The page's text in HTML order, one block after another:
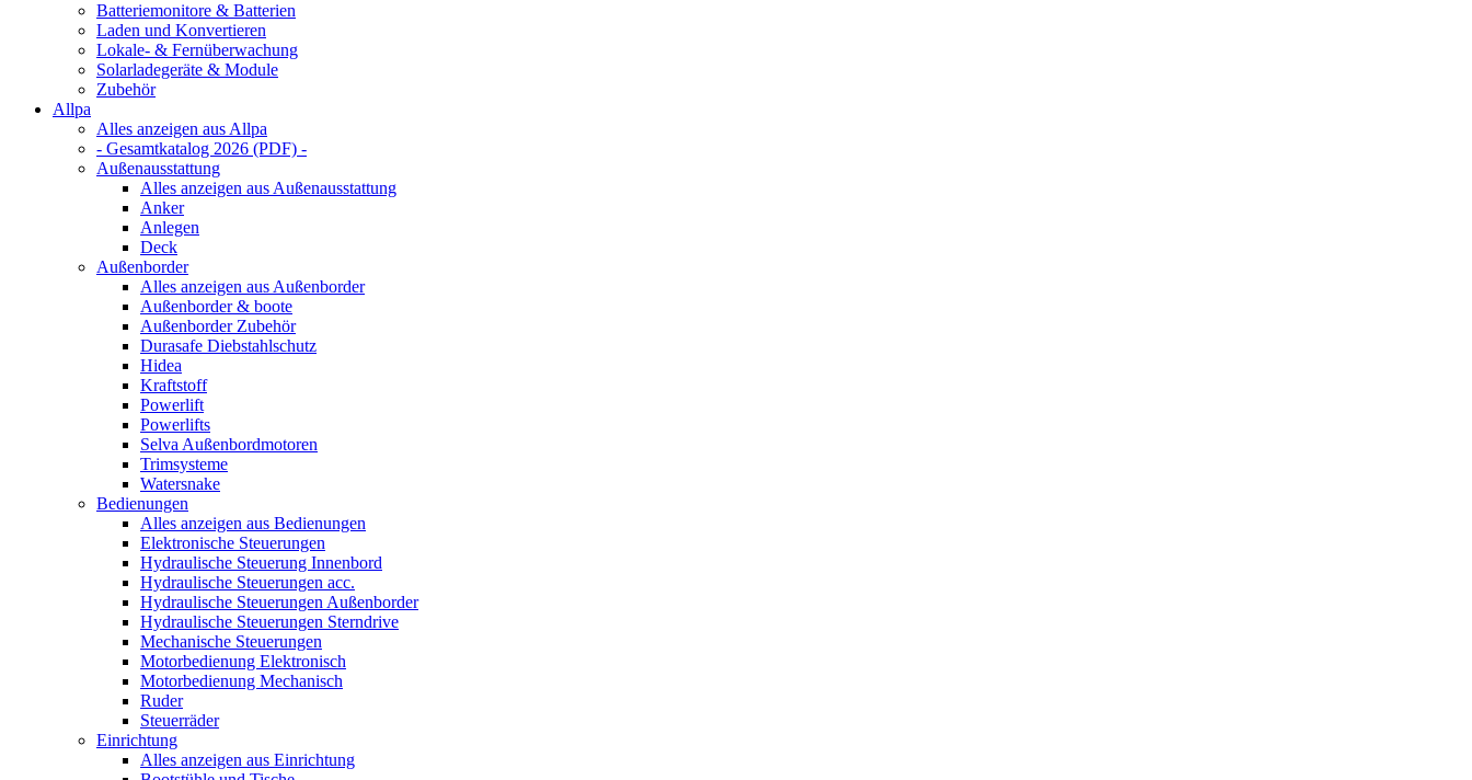
Batteriemonitore & Batterien
Laden und Konvertieren
Lokale- & Fernüberwachung
Solarladegeräte & Module
Zubehör
Allpa
Alles anzeigen aus Allpa
- Gesamtkatalog 2026 (PDF) -
Außenausstattung
Alles anzeigen aus Außenausstattung
Anker
Anlegen
Deck
Außenborder
Alles anzeigen aus Außenborder
Außenborder & boote
Außenborder Zubehör
Durasafe Diebstahlschutz
Hidea
Kraftstoff
Powerlift
Powerlifts
Selva Außenbordmotoren
Trimsysteme
Watersnake
Bedienungen
Alles anzeigen aus Bedienungen
Elektronische Steuerungen
Hydraulische Steuerung Innenbord
Hydraulische Steuerungen acc.
Hydraulische Steuerungen Außenborder
Hydraulische Steuerungen Sterndrive
Mechanische Steuerungen
Motorbedienung Elektronisch
Motorbedienung Mechanisch
Ruder
Steuerräder
Einrichtung
Alles anzeigen aus Einrichtung